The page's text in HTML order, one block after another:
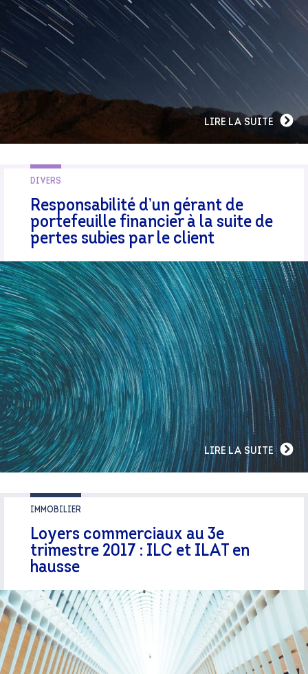
LIRE LA SUITE
DIVERS
Responsabilité d’un gérant de
portefeuille financier à la suite de
pertes subies par le client
LIRE LA SUITE
IMMOBILIER
Loyers commerciaux au 3e
trimestre 2017 : ILC et ILAT en
hausse